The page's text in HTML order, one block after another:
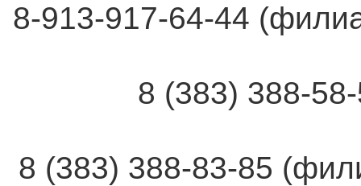
8-913-917-64-44
8 (383) 388-
8 (383) 388-83-85